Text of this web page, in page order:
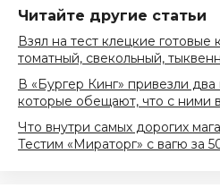
Читайте другие статьи
Взял на тест клецкие готовые
томатный, свекольный,
В «Бургер Кинг» привезли
которые обещают, что с ними
Что внутри самых дорогих
Тестим «Мираторг» с вагю за